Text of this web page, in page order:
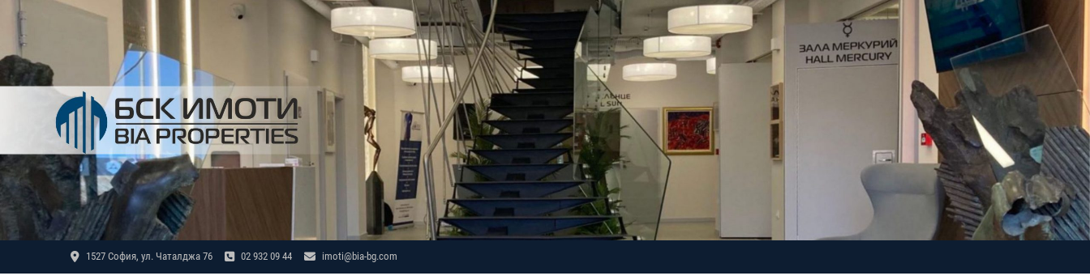
Skip
content
1527 София, ул. Чаталджа 76 02 932 09 44 imoti@bia-bg.com